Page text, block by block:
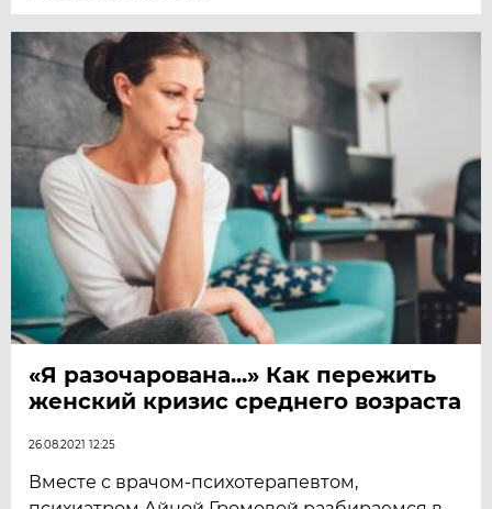
«Я разочарована...» Как пережить
женский кризис среднего возраста
26.08.2021 12:25
Вместе с врачом-психотерапевтом,